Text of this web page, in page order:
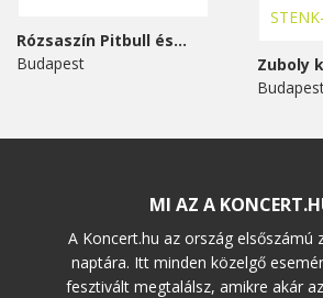
Rózsaszín Pitbull és...
Budapest
MI AZ A
A Koncert.hu az ország elsőszámú
naptára. Itt minden közelgő
fesztivált megtalálsz, amikre akár